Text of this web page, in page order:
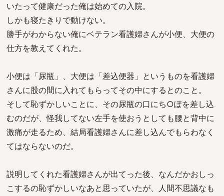
いたって健康だった俺は始めての入院。
しかも寝たきりで動けない。
勝手がわからない俺にベテラン看護婦さんが小便、大便の
仕方を教えてくれた。
小便は「尿瓶」、大便は「差込便器」というものを看護婦
さんに股の間に入れてもらってその中にするとのこと。
そして恥ずかしいことに、その尿瓶の口にち○ぽを差し込
むのだが、怪我してない左手を使おうとしても腰と背中に
激痛が走るため、結局看護婦さんに差し込んでもらわなく
てはならないのだ。
説明してくれた看護婦さんが出てった後、なんだかおしっ
こするの恥ずかしいなあと思っていたが、人間不思議なも